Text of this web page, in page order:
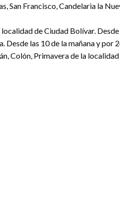
Francisco, Candelaria la
de Ciudad Bolívar. Desde
las 10 de la mañana y por
Colón, Primavera de la